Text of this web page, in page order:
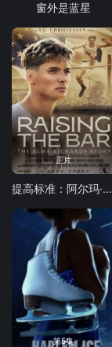
窗外是蓝星
正片
提高标准：阿尔玛·理查兹的故事
第5集